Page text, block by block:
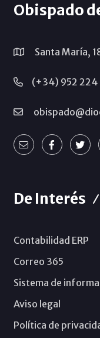
Obispado
Santa María,
(+34) 952 224
De Interés
Contabilidad ERP
Correo 365
Sistema de
Aviso legal
Política de